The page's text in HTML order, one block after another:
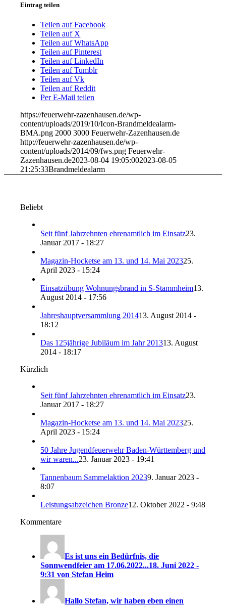
Eintrag teilen
Teilen auf Facebook
Teilen auf X
Teilen auf WhatsApp
Teilen auf Pinterest
Teilen auf LinkedIn
Teilen auf Tumblr
Teilen auf Vk
Teilen auf Reddit
Per E-Mail teilen
https://feuerwehr-zazenhausen.de/wp-
content/uploads/2019/10/Icon-Brandmeldealarm-
BMA.png 2000 3000 Feuerwehr-Zazenhausen.de
http://feuerwehr-zazenhausen.de/wp-
content/uploads/2014/09/fws.png Feuerwehr-
Zazenhausen.de2023-08-04 19:05:002023-08-05
21:25:33Brandmeldealarm
Beliebt
Seit fünf Jahrzehnten ehrenamtlich im Einsatz23.
Januar 2017 - 18:27
Magazin-Hocketse am 13. und 14. Mai 202325.
April 2023 - 15:24
Einsatzübung Wohnungsbrand in S-Stammheim13.
August 2014 - 17:56
Jahreshauptversammlung 201413. August 2014 -
18:12
Das 125jährige Jubiläum im Jahr 201313. August
2014 - 18:17
Kürzlich
Seit fünf Jahrzehnten ehrenamtlich im Einsatz23.
Januar 2017 - 18:27
Magazin-Hocketse am 13. und 14. Mai 202325.
April 2023 - 15:24
50 Jahre Jugendfeuerwehr Baden-Württemberg und
wir waren...23. Januar 2023 - 19:41
Tannenbaum Sammelaktion 20239. Januar 2023 -
8:07
Leistungsabzeichen Bronze12. Oktober 2022 - 9:48
Kommentare
Es ist uns ein Bedürfnis, die
Sonnwendfeier am 17.06.2022...18. Juni 2022 -
9:31 von Stefan Heim
Hallo Stefan, wir haben eben einen